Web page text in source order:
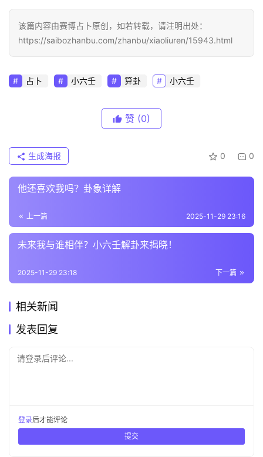
该篇内容由赛博占卜原创，如若转载，请注明出处：
https://saibozhanbu.com/zhanbu/xiaoliuren/15943.html
占卜 小六壬 算卦 小六壬
赞 (0)
0 0
生成海报
他还喜欢我吗？卦象详解
上一篇 2025-11-29 23:16
未来我与谁相伴？小六壬解卦来揭晓！
下一篇
2025-11-29 23:18
相关新闻
发表回复
请登录后评论...
登录后才能评论
提交